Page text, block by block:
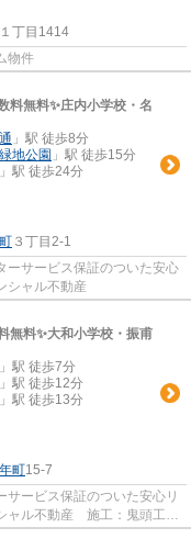
１丁目1414
物件
料無料✨️庄内小学校・名
」駅 徒歩8分
地公園 」駅 徒歩15分
」駅 徒歩24分
３丁目2-1
ーサービス保証のついた安心
シャル不動産
無料✨️大和小学校・振甫
」駅 徒歩7分
」駅 徒歩12分
」駅 徒歩13分
町15-7
ービス保証のついた安心リ
ャル不動産 施工：鬼頭工務